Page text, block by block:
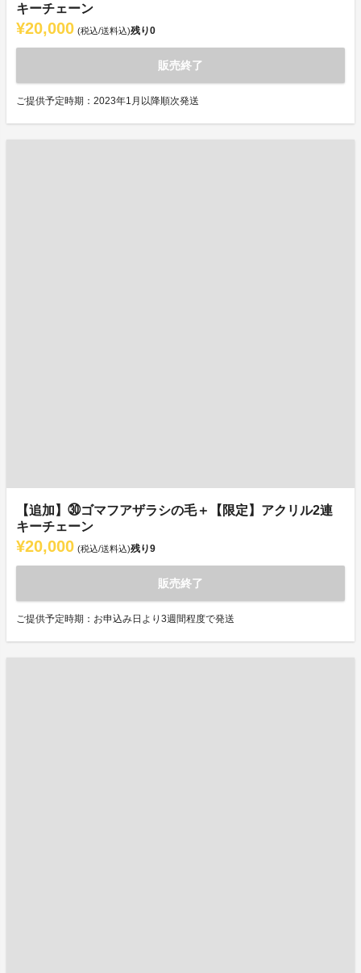
キーチェーン
¥20,000 (税込/送料込)残り0
販売終了
ご提供予定時期：2023年1月以降順次発送
【追加】㉚ゴマフアザラシの毛＋【限定】アクリル2連
キーチェーン
¥20,000 (税込/送料込)残り9
販売終了
ご提供予定時期：お申込み日より3週間程度で発送